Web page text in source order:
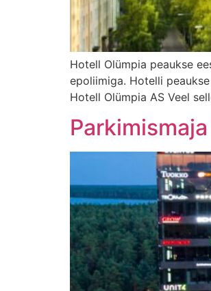
Hotell Olümpia peaukse
epoliimiga. Hotelli
Hotell Olümpia AS Veel